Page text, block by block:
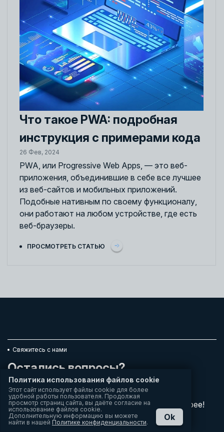
Что такое PWA: подробная
инструкция с примерами кода
26 Фев, 2024
PWA, или Progressive Web Apps, — это веб-
приложения, объединившие в себе все лучшее
из веб-сайтов и мобильных приложений.
Подобные нативным по своему функционалу,
они работают на любом устройстве, где есть
веб-браузеры.
ПРОСМОТРЕТЬ СТАТЬЮ
Свяжитесь с нами
Остались вопросы?
Пожалуйста, заполните форму ниже и наши
специалисты свяжутся с вами как можно быстрее!
Политика использования файлов cookie
Этот сайт использует файлы cookie для более
удобной работы пользователя. Продолжая
просмотр страниц сайта, вы даёте согласие на
использование файлов cookie.
Дополнительную информацию вы можете
найти в нашей Политике конфиденциальности.
Ok